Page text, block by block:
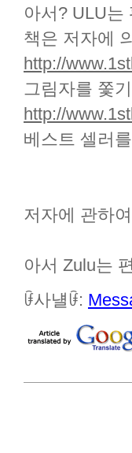
아서? ULU는
책은 저자에
http://
그림자를 쫓
http://
베스트 셀러
저자에 관하여
아서 Zulu는
ꀰ사냴ꀰ: